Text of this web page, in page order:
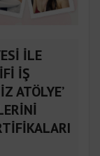
İLE
İŞ
ATÖLYE’